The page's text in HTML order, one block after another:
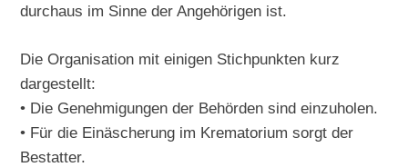
durchaus im Sinne der Angehörigen ist.
Die Organisation mit einigen Stichpunkten kurz
dargestellt:
• Die Genehmigungen der Behörden sind einzuholen.
• Für die Einäscherung im Krematorium sorgt der
Bestatter.